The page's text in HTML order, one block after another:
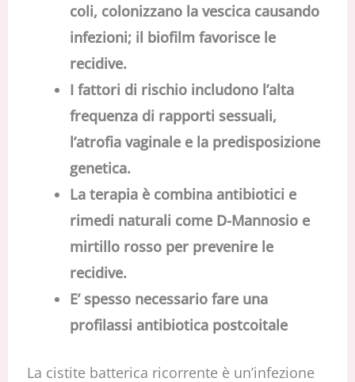
coli, colonizzano la vescica causando
infezioni; il biofilm favorisce le
recidive.
I fattori di rischio includono l’alta
frequenza di rapporti sessuali,
l’atrofia vaginale e la predisposizione
genetica.
La terapia è combina antibiotici e
rimedi naturali come D-Mannosio e
mirtillo rosso per prevenire le
recidive.
E’ spesso necessario fare una
profilassi antibiotica postcoitale
La cistite batterica ricorrente è un’infezione